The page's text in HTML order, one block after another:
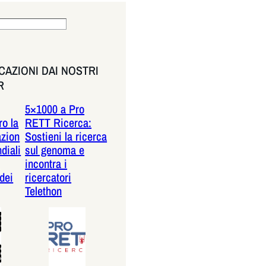
DAI NOSTRI
la
5×1000 a Pro
RETT Ricerca:
Sostieni la ricerca
sul genoma e
incontra i
ricercatori
Telethon